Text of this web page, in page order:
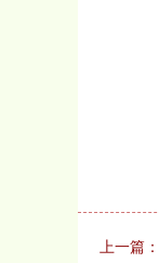
上一篇：